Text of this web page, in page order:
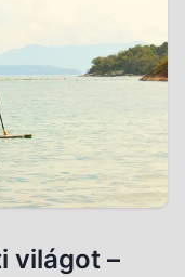
világot –